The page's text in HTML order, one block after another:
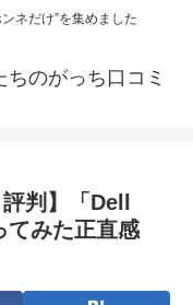
ネだけ”を集めました
のがっち口コミ
判】「Dell
みた正直感